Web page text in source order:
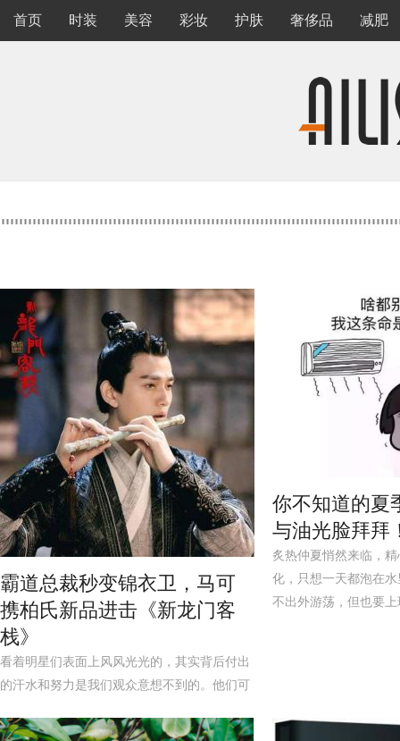
首页 时装 美容 彩妆 护肤 奢侈品 减肥
霸道总裁秒变锦衣卫，马可
携柏氏新品进击《新龙门客
栈》
看着明星们表面上风风光光的，其实背后付出
的汗水和努力是我们观众意想不到的。他们可
你不知道的夏
与油光脸拜拜
炙热仲夏悄然来临，
化，只想一天都泡在
不出外游荡，但也要